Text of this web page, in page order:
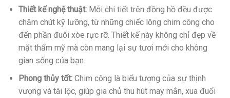
Thiết kế nghệ thuật:Mỗi chi tiết trên đồng hồ đều được
chăm chút kỹ lưỡng, từ những chiếc lông chim công cho
đến phần đuôi xòe rực rỡ. Thiết kế này không chỉ đẹp về
mặt thẩm mỹ mà còn mang lại sự tươi mới cho không
gian sống của bạn.
Phong thủy tốt:Chim công là biểu tượng của sự thịnh
vượng và tài lộc, giúp gia chủ thu hút may mắn, xua đuổi